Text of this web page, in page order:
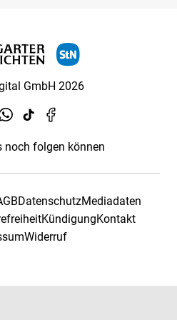
GmbH 2026
noch folgen können
DatenschutzMediadaten
KündigungKontakt
Widerruf